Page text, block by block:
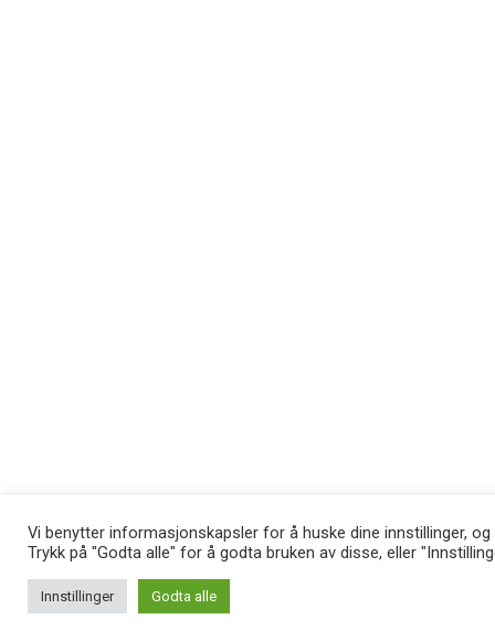
Vi benytter informasjonskapsler for å huske dine innstillinger,
Trykk på "Godta alle" for å godta bruken av disse, eller
Innstillinger Godta alle